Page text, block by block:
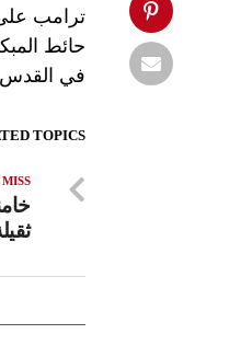
ترامب على
حائط
في القدس
TOPICS: